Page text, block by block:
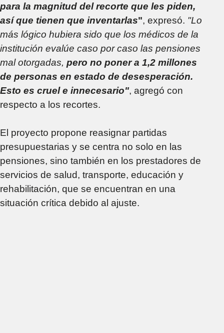
para la magnitud del recorte que les piden,
así que tienen que inventarlas", expresó. "Lo
más lógico hubiera sido que los médicos de la
institución evalúe caso por caso las pensiones
mal otorgadas, pero no poner a 1,2 millones
de personas en estado de desesperación.
Esto es cruel e innecesario", agregó con
respecto a los recortes.
El proyecto propone reasignar partidas
presupuestarias y se centra no solo en las
pensiones, sino también en los prestadores de
servicios de salud, transporte, educación y
rehabilitación, que se encuentran en una
situación crítica debido al ajuste.